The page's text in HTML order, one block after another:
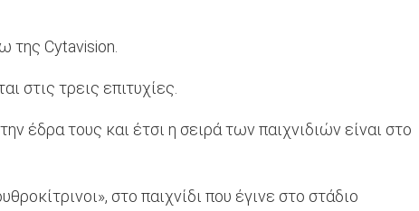
της Cytavision.
στις τρεις επιτυχίες.
έδρα τους και έτσι η σειρά των παιχνιδιών είναι στο
στο παιχνίδι που έγινε στο στάδιο